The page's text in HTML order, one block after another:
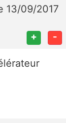
13/09/2017
+ -